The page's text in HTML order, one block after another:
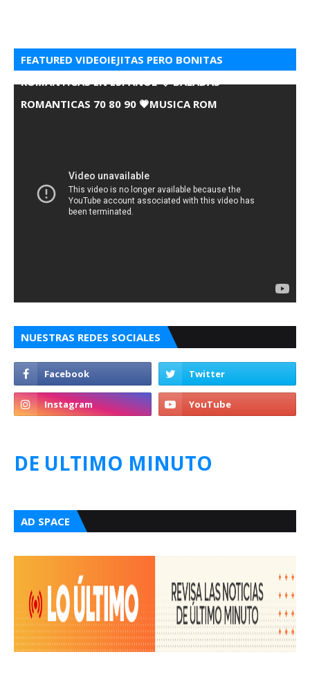
FEATURED VIDEOIEJITAS PERO BONITAS
ROMANTICAS EN ESPANOL 💘 BALADAS
ROMANTICAS 70 80 90 💗MUSICA ROM
NUESTRAS REDES SOCIALES
DE ULTIMO MINUTO
AD SPACE